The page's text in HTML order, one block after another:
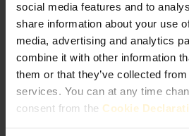
social media features and to
share information about your use
media, advertising and analytics
combine it with other information
them or that they’ve collected
services. You can at any time
consent from the Cookie
The Racketeer
Mat og drikke•Bar
4,8
Bilde / The Racketeer